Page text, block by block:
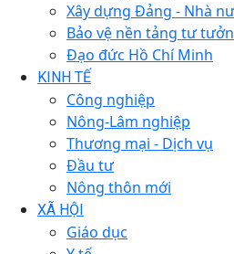
Xây dựng Đảng - Nhà
Bảo vệ nền tảng tư
Đạo đức Hồ Chí Minh
KINH TẾ
Công nghiệp
Nông-Lâm nghiệp
Thương mại - Dịch vụ
Đầu tư
Nông thôn mới
XÃ HỘI
Giáo dục